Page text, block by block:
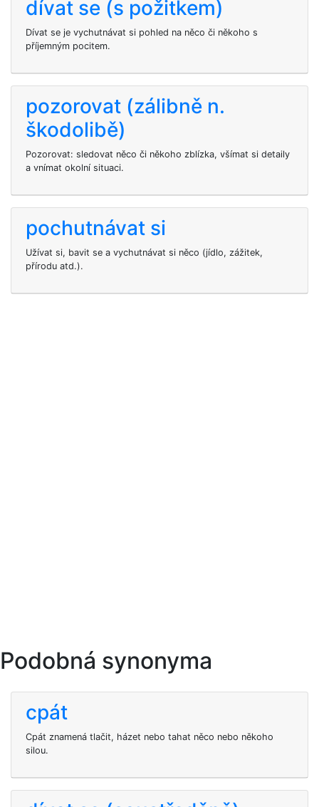
dívat se (s požitkem)
Dívat se je vychutnávat si pohled na něco či někoho s
příjemným pocitem.
pozorovat (zálibně n.
škodolibě)
Pozorovat: sledovat něco či někoho zblízka, všímat si detaily
a vnímat okolní situaci.
pochutnávat si
Užívat si, bavit se a vychutnávat si něco (jídlo, zážitek,
přírodu atd.).
Podobná synonyma
cpát
Cpát znamená tlačit, házet nebo tahat něco nebo někoho
silou.